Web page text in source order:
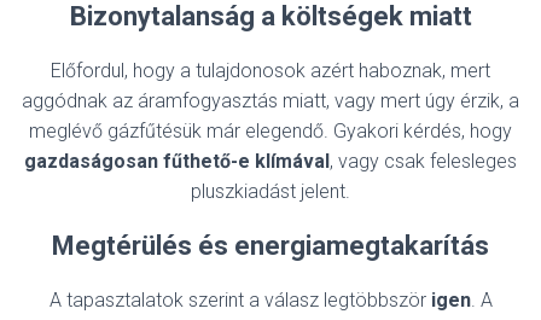
Bizonytalanság a költségek miatt
Előfordul, hogy a tulajdonosok azért haboznak, mert
aggódnak az áramfogyasztás miatt, vagy mert úgy érzik, a
meglévő gázfűtésük már elegendő. Gyakori kérdés, hogy
gazdaságosan fűthető-e klímával , vagy csak felesleges
pluszkiadást jelent.
Megtérülés és energiamegtakarítás
A tapasztalatok szerint a válasz legtöbbször igen. A